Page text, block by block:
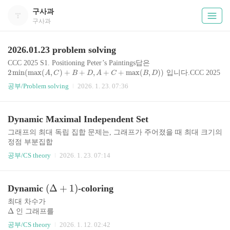
구사과
구사과
2026.01.23 problem solving
CCC 2025 S1. Positioning Peter’s Paintings답은
2min(max(A, C) + B + D, A + C + max(B, D)) 입니다.CCC 2025
S3. Pretty Pens
=
인 경우의 풀이를 먼저 정리합시다. 변호사가 종류를 바꾸지
중 덕을 최소화하는 것을 빼서, 선정되지 않은 업보로 교체하는 것이
최적입니다. 즉, 이 때 얻을 수 있는 이득은 (최댓값 중 덕 최솟값) -
(최댓값 아닌 업보 중 덕 최댓값) 으로 계산할 수 있습니다. 이 이득
값이
공부/Problem solving 2026. 1. 23. 07:36
Dynamic Maximal Independent Set
그래프의 최대 독립 집합 문제는, 그래프가 주어졌을 때 최대 크기의
정점 부분집합
S를 골라서,
안에 있는 두 정점을 잇는 간선이 없게끔 하는 문제이다. 이 문제
NP = ZPP이다 (사실상
P = NP라는 뜻이다.) 어차피 제대로 못 푸는 문제이니 대신 다음과
같은 그리디 알고리즘을 생각해 볼 수 있다.순열
π를 잡고, 그 순서대로 정점을 순회한다.
공부/CS theory 2026. 1. 23. 07:14
Dynamic (Δ + 1)-coloring
최대 차수가
Δ 인 그래프를
(Δ+1) 개의 색으로 색칠하는 문제를 생각해 보자. 이 문제는 정점
공부/CS theory 2026. 1. 12. 02:42